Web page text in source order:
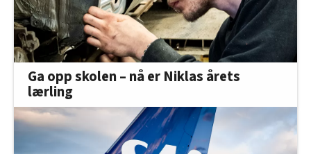
Ga opp skolen – nå er Niklas årets
lærling